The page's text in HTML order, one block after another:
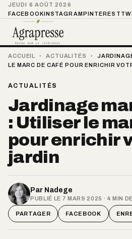
JEUDI 6 AOÛT 2026
FACEBOOKINSTAGRAMPINTEREST
ACCUEIL › ACTUALITÉS ›
LE MARC DE CAFÉ POUR ENRICHIR
ACTUALITÉS
Jardinage
: Utiliser le
pour enrichir
jardin
Par Nadege
PUBLIÉ LE 7 MARS 2025 · 4 MIN
PARTAGER FACEBOOK